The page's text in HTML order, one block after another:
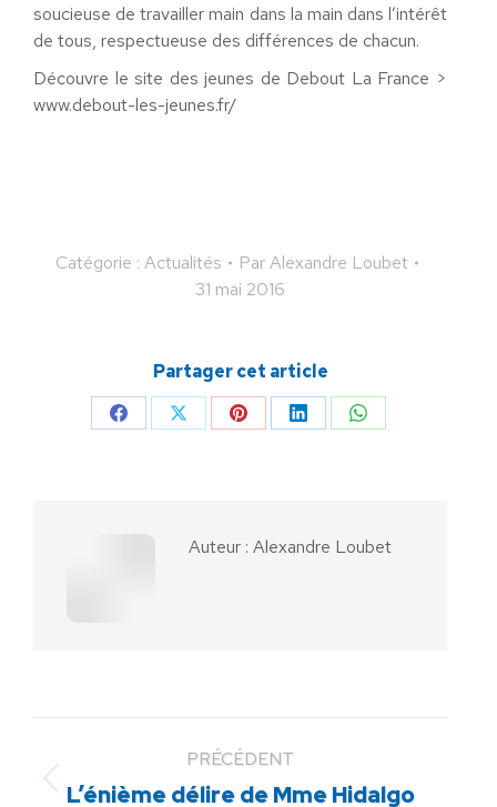
soucieuse de travailler main dans la main dans l’intérêt
de tous, respectueuse des différences de chacun.
Découvre le site des jeunes de Debout La France >
www.debout-les-jeunes.fr/
Catégorie : Actualités ParAlexandre Loubet
31 mai 2016
Partager cet article
PartagerPartagerPartagerPartagerPartager
Auteur : Alexandre Loubet
PRÉCÉDENT
Article
L’énième délire de Mme Hidalgo